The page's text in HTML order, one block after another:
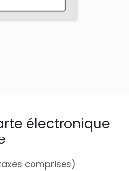
électronique
comprises)